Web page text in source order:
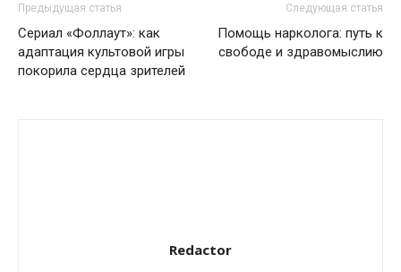
Предыдущая статья
Сериал «Фоллаут»: как
адаптация культовой игры
покорила сердца зрителей
Следующая статья
Помощь нарколога: путь к
свободе и здравомыслию
Redactor